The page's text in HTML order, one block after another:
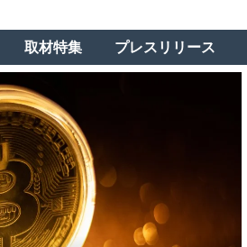
取材特集 プレスリリース